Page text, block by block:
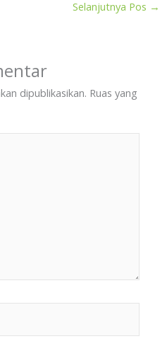
Selanjutnya Pos →
dipublikasikan. Ruas yang